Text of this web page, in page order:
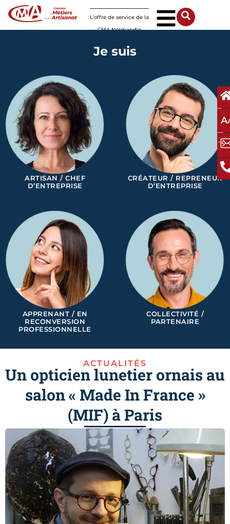
L’offre de service de la
CMA Normandie
A
Je suis
ARTISAN / CHEF
D’ENTREPRISE
CRÉATEUR / REPRENEUR
D’ENTREPRISE
APPRENANT / EN
RECONVERSION
PROFESSIONNELLE
COLLECTIVITÉ /
PARTENAIRE
ACTUALITÉS
Un opticien lunetier ornais au
salon « Made In France »
(MIF) à Paris
Panneau de gestion des cookies